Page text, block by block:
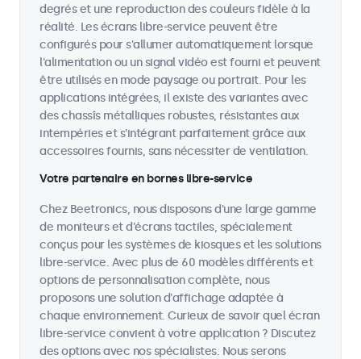
degrés et une reproduction des couleurs fidèle à la
réalité. Les écrans libre-service peuvent être
configurés pour s'allumer automatiquement lorsque
l'alimentation ou un signal vidéo est fourni et peuvent
être utilisés en mode paysage ou portrait. Pour les
applications intégrées, il existe des variantes avec
des chassîs métalliques robustes, résistantes aux
intempéries et s'intégrant parfaitement grâce aux
accessoires fournis, sans nécessiter de ventilation.
Votre partenaire en bornes libre-service
Chez Beetronics, nous disposons d'une large gamme
de moniteurs et d'écrans tactiles, spécialement
conçus pour les systèmes de kiosques et les solutions
libre-service. Avec plus de 60 modèles différents et
options de personnalisation complète, nous
proposons une solution d'affichage adaptée à
chaque environnement. Curieux de savoir quel écran
libre-service convient à votre application ? Discutez
des options avec nos spécialistes. Nous serons